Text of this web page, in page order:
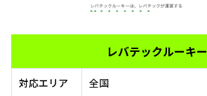
レバテックルーキー
対応エリア 全国